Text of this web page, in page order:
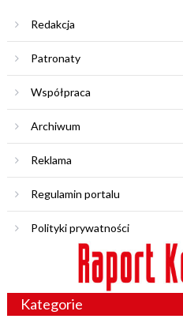
Redakcja
Patronaty
Współpraca
Archiwum
Reklama
Regulamin portalu
Polityki prywatności
Kategorie